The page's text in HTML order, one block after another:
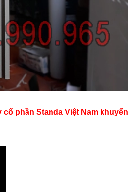
phần Standa Việt Nam khuyến